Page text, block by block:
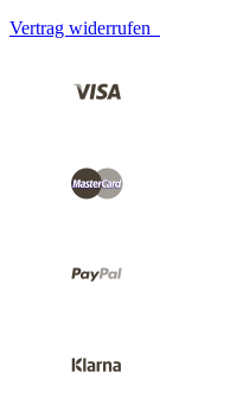
Vertrag widerrufen